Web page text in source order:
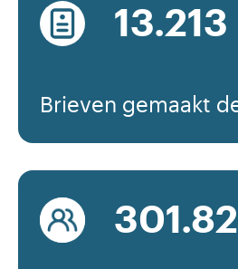
16.690
Brieven gemaakt